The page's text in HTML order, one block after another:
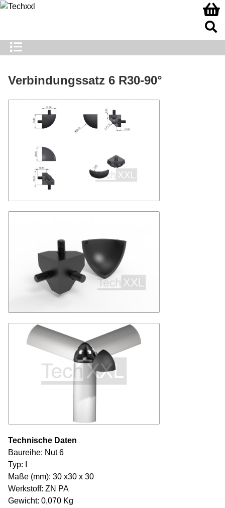
Verbindungssatz 6 R30-90°
Technische Daten
Baureihe: Nut 6
Typ: I
Maße (mm): 30 x30 x 30
Werkstoff: ZN PA
Gewicht: 0,070 Kg